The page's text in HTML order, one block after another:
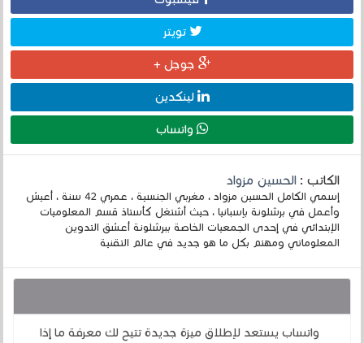
تويتر
جوجل +
لينكدين
واتساب
الكاتب :الحسين مزواد
إسمي الكامل الحسين مزواد ، مغربي الجنسية ، عمري 42 سنة ، أعيش
وأعمل في برشلونة بإسبانيا ، حيث أشتغل كأستاذ قسم المعلوميات
الإبتدائي في إحدى الجمعيات الخاصة ببرشلونة أعشق التدوين
المعلوماتي ومهتم بكل ما هو جديد في عالم التقنية
واتساب يستعد لإطلاق ميزة جديدة تتيح لك معرفة ما إذا